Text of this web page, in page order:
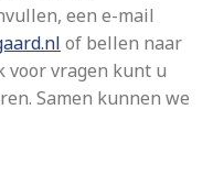
een e-mail
of bellen naar
voor vragen kunt u
Samen kunnen we